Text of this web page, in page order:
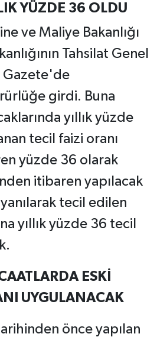
YÜZDE 36 OLDU
ve Maliye Bakanlığı
Tahsilat Genel
Gazete'de
girdi. Buna
yıllık yüzde
tecil faizi oranı
yüzde 36 olarak
itibaren yapılacak
tecil edilen
yıllık yüzde 36 tecil
ESKİ
UYGULANACAK
önce yapılan